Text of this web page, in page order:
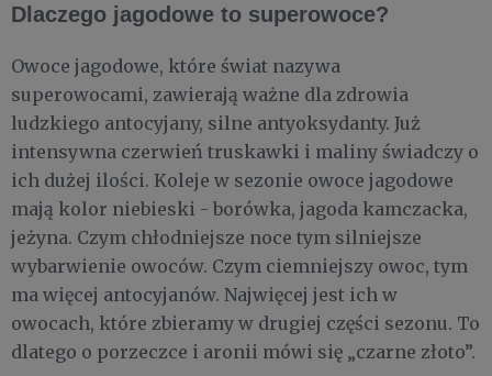
Dlaczego jagodowe to superowoce?
Owoce jagodowe, które świat nazywa
superowocami, zawierają ważne dla zdrowia
ludzkiego antocyjany, silne antyoksydanty. Już
intensywna czerwień truskawki i maliny świadczy o
ich dużej ilości. Koleje w sezonie owoce jagodowe
mają kolor niebieski - borówka, jagoda kamczacka,
jeżyna. Czym chłodniejsze noce tym silniejsze
wybarwienie owoców. Czym ciemniejszy owoc, tym
ma więcej antocyjanów. Najwięcej jest ich w
owocach, które zbieramy w drugiej części sezonu. To
dlatego o porzeczce i aronii mówi się „czarne złoto”.